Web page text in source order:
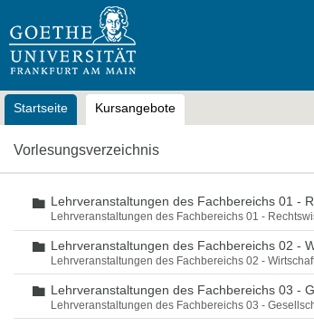
Startseite Kursangebote
Vorlesungsverzeichnis
Ordner
Lehrveranstaltungen des Fachbereichs 01 -
Lehrveranstaltungen des Fachbereichs 01 -
Ordner
Lehrveranstaltungen des Fachbereichs 02 -
Lehrveranstaltungen des Fachbereichs 02 -
Ordner
Lehrveranstaltungen des Fachbereichs 03 -
Lehrveranstaltungen des Fachbereichs 03 -